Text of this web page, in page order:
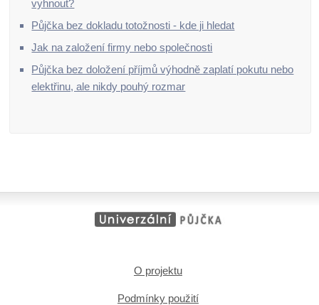
vyhnout?
Půjčka bez dokladu totožnosti - kde ji hledat
Jak na založení firmy nebo společnosti
Půjčka bez doložení příjmů výhodně zaplatí pokutu nebo
elektřinu, ale nikdy pouhý rozmar
O projektu
Podmínky použití